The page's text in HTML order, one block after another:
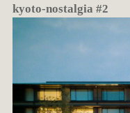
kyoto-nostalgia #2